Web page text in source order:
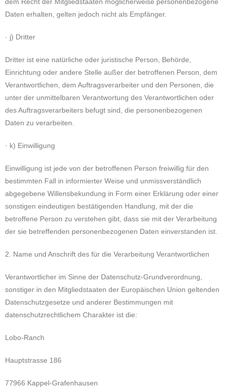
Daten erhalten, gelten jedoch nicht als Empfänger.
· j) Dritter
Dritter ist eine natürliche oder juristische Person, Behörde,
Einrichtung oder andere Stelle außer der betroffenen Person, dem
Verantwortlichen, dem Auftragsverarbeiter und den Personen, die
unter der unmittelbaren Verantwortung des Verantwortlichen oder
des Auftragsverarbeiters befugt sind, die personenbezogenen
Daten zu verarbeiten.
· k) Einwilligung
Einwilligung ist jede von der betroffenen Person freiwillig für den
bestimmten Fall in informierter Weise und unmissverständlich
abgegebene Willensbekundung in Form einer Erklärung oder einer
sonstigen eindeutigen bestätigenden Handlung, mit der die
betroffene Person zu verstehen gibt, dass sie mit der Verarbeitung
der sie betreffenden personenbezogenen Daten einverstanden ist.
2. Name und Anschrift des für die Verarbeitung Verantwortlichen
Verantwortlicher im Sinne der Datenschutz-Grundverordnung,
sonstiger in den Mitgliedstaaten der Europäischen Union geltenden
Datenschutzgesetze und anderer Bestimmungen mit
datenschutzrechtlichem Charakter ist die:
Lobo-Ranch
Hauptstrasse 186
77966 Kappel-Grafenhausen